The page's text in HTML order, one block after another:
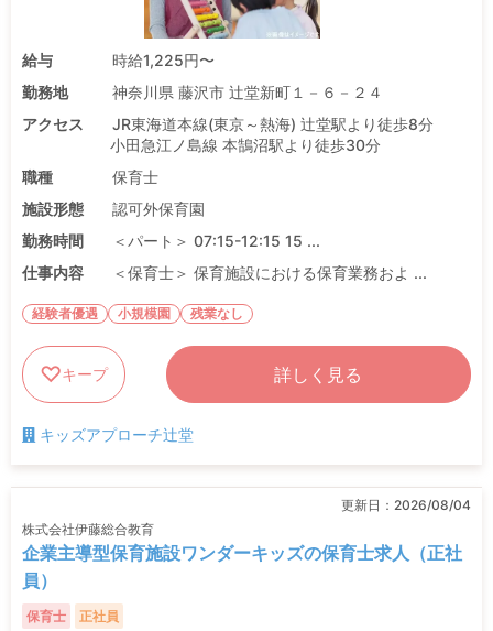
給与
時給1,225円〜
勤務地
神奈川県 藤沢市 辻堂新町１－６－２４
アクセス
JR東海道本線(東京～熱海) 辻堂駅より徒歩8分
小田急江ノ島線 本鵠沼駅より徒歩30分
職種
保育士
施設形態
認可外保育園
勤務時間
＜パート＞ 07:15-12:15 15 ...
仕事内容
＜保育士＞ 保育施設における保育業務およ ...
経験者優遇 小規模園 残業なし
キープ 詳しく見る
キッズアプローチ辻堂
更新日： 2026/08/04
株式会社伊藤総合教育
企業主導型保育施設ワンダーキッズの保育士求人（正社
員）
保育士 正社員